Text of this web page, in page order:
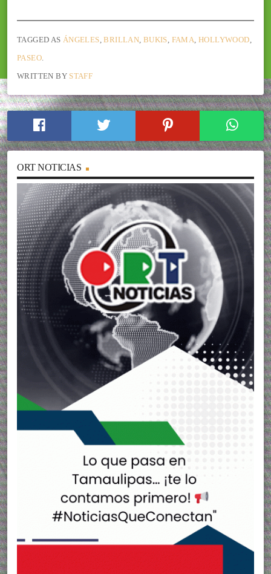
TAGGED AS ÁNGELES,BRILLAN, BUKIS, FAMA,HOLLYWOOD,
PASEO.
WRITTEN BY STAFF
ORT NOTICIAS